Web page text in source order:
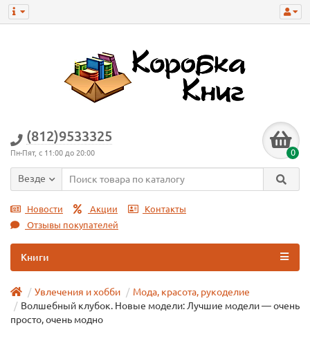
(812)9533325
Пн-Пят, с 11:00 до 20:00 0
Везде
Новости Акции
Контакты
Отзывы покупателей
Книги
Увлечения и хобби
Мода, красота, рукоделие
Волшебный клубок. Новые модели: Лучшие модели — очень
просто, очень модно